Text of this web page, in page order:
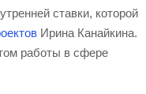
ставки, которой
Ирина Канайкина.
работы в сфере